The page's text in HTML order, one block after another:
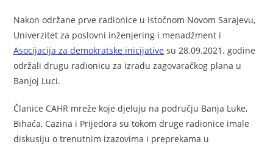
Nakon održane prve radionice u Istočnom Novom Sarajevu,
Univerzitet za poslovni inženjering i menadžment i
Asocijacija za demokratske inicijative su 28.09.2021. godine
održali drugu radionicu za izradu zagovaračkog plana u
Banjoj Luci.
Članice CAHR mreže koje djeluju na području Banja Luke,
Bihaća, Cazina i Prijedora su tokom druge radionice imale
diskusiju o trenutnim izazovima i preprekama u